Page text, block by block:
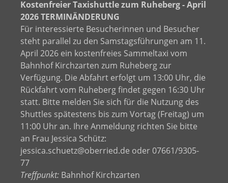
Kostenfreier Taxishuttle zum Ruheberg - April
2026 TERMINÄNDERUNG
Für interessierte Besucherinnen und Besucher
steht parallel zu den Samstagsführungen am 11.
April 2026 ein kostenfreies Sammeltaxi vom
Bahnhof Kirchzarten zum Ruheberg zur
Verfügung. Die Abfahrt erfolgt um 13:00 Uhr, die
Rückfahrt vom Ruheberg findet gegen 16:30 Uhr
statt. Bitte melden Sie sich für die Nutzung des
Shuttles spätestens bis zum Vortag (Freitag) um
11:00 Uhr an. Ihre Anmeldung richten Sie bitte
an Frau Jessica Schütz:
jessica.schuetz@oberried.de oder 07661/9305-
77
Treffpunkt: Bahnhof Kirchzarten